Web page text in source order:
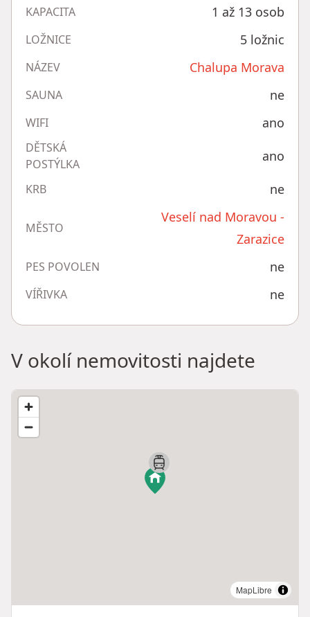
KAPACITA 1 až 13 osob
LOŽNICE 5 ložnic
NÁZEV Chalupa Morava
SAUNA ne
WIFI ano
DĚTSKÁ
POSTÝLKA
ano
KRB ne
MĚSTO
Veselí nad Moravou -
Zarazice
PES POVOLEN ne
VÍŘIVKA ne
V okolí nemovitosti najdete
MapLibre